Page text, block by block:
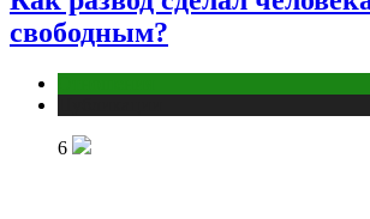
свободным?
6